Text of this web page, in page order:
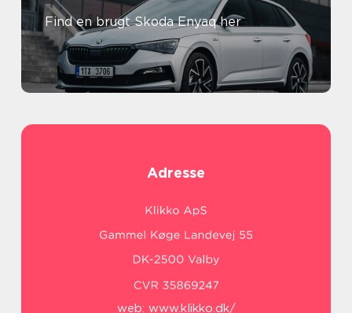
Find en brugt Skoda Enyaq her
Adresse
web: www.klikko.dk/